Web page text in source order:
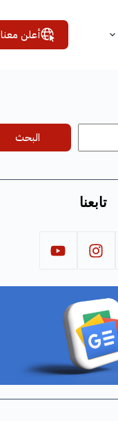
أعلن معنا
البحث
تابعنا